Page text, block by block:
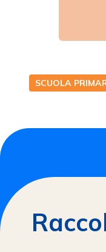
SCUOLA